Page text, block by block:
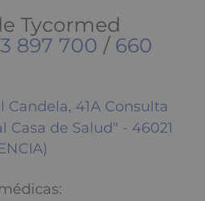
Tycormed
897 700 / 660
Candela, 41A Consulta
Casa de Salud" - 46021